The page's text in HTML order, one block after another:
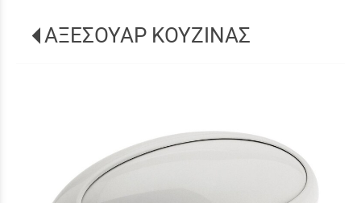
ΑΞΕΣΟΥΑΡ ΚΟΥΖΙΝΑΣ